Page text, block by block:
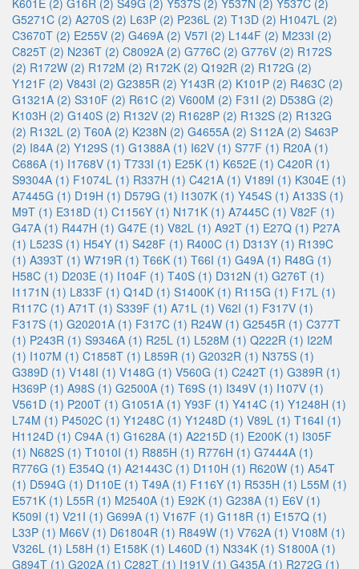
K601E (2) G16R (2) S49G (2) Y537S (2) Y537N (2) Y537C (2)
G5271C (2) A270S (2) L63P (2) P236L (2) T13D (2) H1047L (2)
C3670T (2) E255V (2) G469A (2) V57I (2) L144F (2) M233I (2)
C825T (2) N236T (2) C8092A (2) G776C (2) G776V (2) R172S
(2) R172W (2) R172M (2) R172K (2) Q192R (2) R172G (2)
Y121F (2) V843I (2) G2385R (2) Y143R (2) K101P (2) R463C (2)
G1321A (2) S310F (2) R61C (2) V600M (2) F31I (2) D538G (2)
K103H (2) G140S (2) R132V (2) R1628P (2) R132S (2) R132G
(2) R132L (2) T60A (2) K238N (2) G4655A (2) S112A (2) S463P
(2) I84A (2) Y129S (1) G1388A (1) I62V (1) S77F (1) R20A (1)
C686A (1) I1768V (1) T733I (1) E25K (1) K652E (1) C420R (1)
S9304A (1) F1074L (1) R337H (1) C421A (1) V189I (1) K304E (1)
A7445G (1) D19H (1) D579G (1) I1307K (1) Y454S (1) A133S (1)
M9T (1) E318D (1) C1156Y (1) N171K (1) A7445C (1) V82F (1)
G47A (1) R447H (1) G47E (1) V82L (1) A92T (1) E27Q (1) P27A
(1) L523S (1) H54Y (1) S428F (1) R400C (1) D313Y (1) R139C
(1) A393T (1) W719R (1) T66K (1) T66I (1) G49A (1) R48G (1)
H58C (1) D203E (1) I104F (1) T40S (1) D312N (1) G276T (1)
I1171N (1) L833F (1) Q14D (1) S1400K (1) R115G (1) F17L (1)
R117C (1) A71T (1) S339F (1) A71L (1) V62I (1) F317V (1)
F317S (1) G20201A (1) F317C (1) R24W (1) G2545R (1) C377T
(1) P243R (1) S9346A (1) R25L (1) L528M (1) Q222R (1) I22M
(1) I107M (1) C1858T (1) L859R (1) G2032R (1) N375S (1)
G389D (1) V148I (1) V148G (1) V560G (1) C242T (1) G389R (1)
H369P (1) A98S (1) G2500A (1) T69S (1) I349V (1) I107V (1)
V561D (1) P200T (1) G1051A (1) Y93F (1) Y414C (1) Y1248H (1)
L74M (1) P4502C (1) Y1248C (1) Y1248D (1) V89L (1) T164I (1)
H1124D (1) C94A (1) G1628A (1) A2215D (1) E200K (1) I305F
(1) N682S (1) T1010I (1) R885H (1) R776H (1) G7444A (1)
R776G (1) E354Q (1) A21443C (1) D110H (1) R620W (1) A54T
(1) D594G (1) D110E (1) T49A (1) F116Y (1) R535H (1) L55M (1)
E571K (1) L55R (1) M2540A (1) E92K (1) G238A (1) E6V (1)
K509I (1) V21I (1) G699A (1) V167F (1) G118R (1) E157Q (1)
L33P (1) M66V (1) D61804R (1) R849W (1) V762A (1) V108M (1)
V326L (1) L58H (1) E158K (1) L460D (1) N334K (1) S1800A (1)
G894T (1) G202A (1) C282T (1) I191V (1) G435A (1) R272G (1)